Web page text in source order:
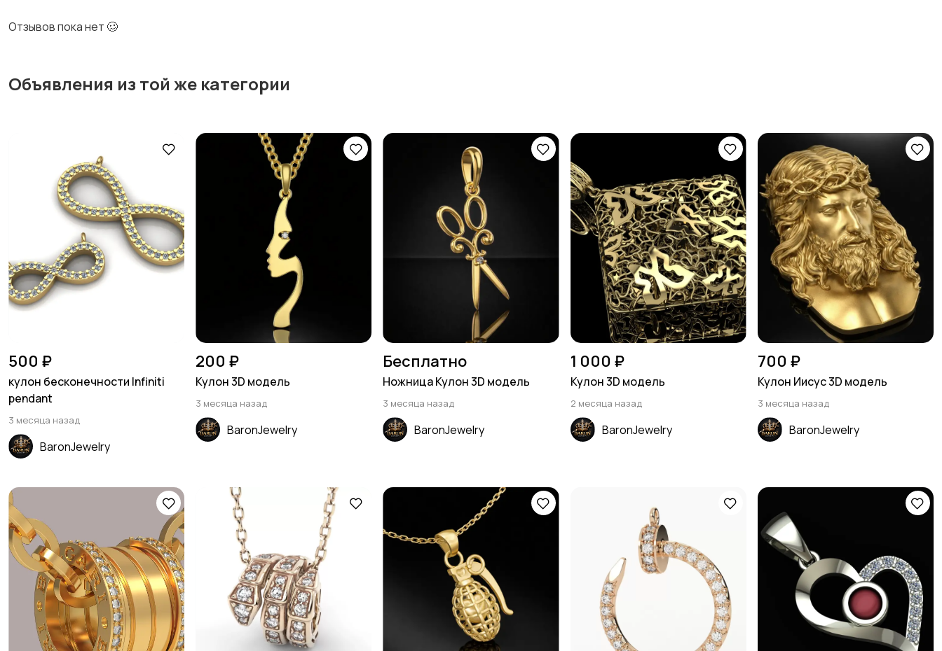
Отзывов пока нет 🥴
Объявления из той же категории
500 ₽
кулон бесконечности Infiniti
pendant
3 месяца назад
BaronJewelry
200 ₽
Кулон 3D модель
3 месяца назад
BaronJewelry
Бесплатно
Ножница Кулон 3D модель
3 месяца назад
BaronJewelry
1 000 ₽
Кулон 3D модель
2 месяца назад
BaronJewelry
700 ₽
Кулон Иисус 3D модель
3 месяца назад
BaronJewelry